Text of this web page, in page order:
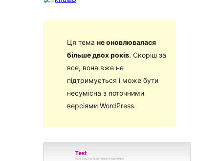
Ця тема не оновлювалася
більше двох років. Скоріш за
все, вона вже не
підтримується і може бути
несумісна з поточними
версіями WordPress.